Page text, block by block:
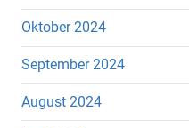
Oktober 2024
September 2024
August 2024